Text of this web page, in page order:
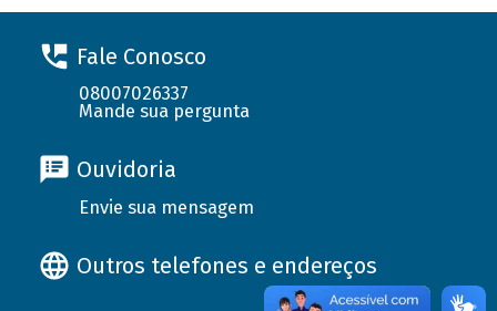
Fale Conosco
08007026337
Mande sua pergunta
Ouvidoria
Envie sua mensagem
Outros telefones e endereços